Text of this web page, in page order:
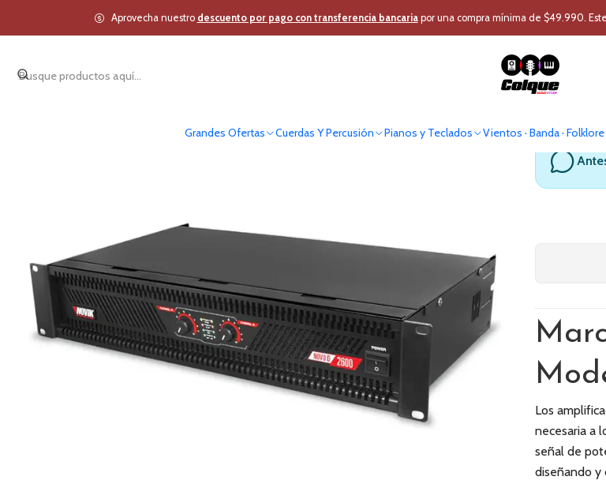
Grandes Ofertas Cuerdas Y Percusión Pianos y Teclados Vientos · Banda · Folklore
Aprovecha nuestro descuento por pago con transferencia bancariapor una compra mínima de $49.990.
Inicio Estudio y Audio Pro Audio Profesional Power Power Analógico
Los
necesaria a
señal de
diseñando y